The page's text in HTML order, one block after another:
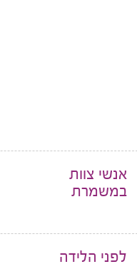
אנשי צוות
במשמרת
לפני הלידה